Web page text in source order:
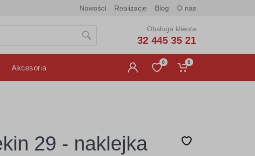
Nowości Realizacje Blog O nas
Obsługa klienta
32 445 35 21
Akcesoria
0 0
29 - naklejka